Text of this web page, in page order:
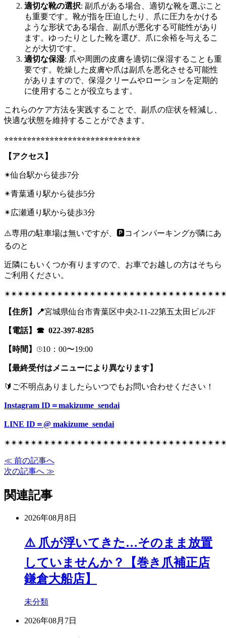
適切な靴の選択: 副爪がある場合、適切な靴を選ぶこと
も重要です。靴が指を圧迫したり、爪に圧力をかける
ような形状である場合、副爪が悪化する可能性があり
ます。ゆったりとした靴を選び、爪に余裕を与えるこ
とが大切です。
適切な保湿: 爪や周囲の皮膚を適切に保湿することも重
要です。乾燥した皮膚や爪は副爪を悪化させる可能性
がありますので、保湿クリームやローションを定期的
に使用することが役立ちます。
これらのケア方法を実践することで、副爪の症状を軽減し、
快適な状態を維持することができます。
⭐︎⭐︎⭐︎⭐︎⭐︎⭐︎⭐︎⭐︎⭐︎⭐︎⭐︎⭐︎⭐︎⭐︎⭐︎⭐︎⭐︎⭐︎⭐︎⭐︎⭐︎⭐︎⭐︎⭐︎⭐︎⭐︎⭐︎⭐︎⭐︎⭐︎
【アクセス】
✴︎仙台駅から徒歩7分
✴︎青葉通り駅から徒歩5分
✴︎広瀬通り駅から徒歩3分
⚠️専用の駐車場は無いですが、🅿︎コインパーキングが隣にあ
るのと
近隣にもいくつか有りますので、お車でお越しの方はそちら
ご利用ください。
【住所】📍宮城県仙台市青葉区中央2-11-22第五太田ビル2F
【電話】☎︎ 022-397-8285
【時間】 ⌚︎10：00〜19:00
【最終受付はメニューにより異なります】
🔰ご不明点ありましたらいつでもお問い合わせください！
Instagram ID＝makizume_sendai
LINE ID＝@ makizume_sendai
≪ 前の記事へ
次の記事へ ≫
関連記事
2026年08月8日
⚠️ 爪が浮いてきた…そのまま放置
していませんか？【巻き爪補正店
鎌倉大船店】
未分類
2026年08月7日